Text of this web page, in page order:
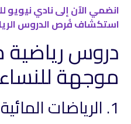
انضمي الآن إلى نادي نيويو
استكشاف فُرص الدروس
دروس
موجهة للنساء
1. الرياضات المائية المتقدمة